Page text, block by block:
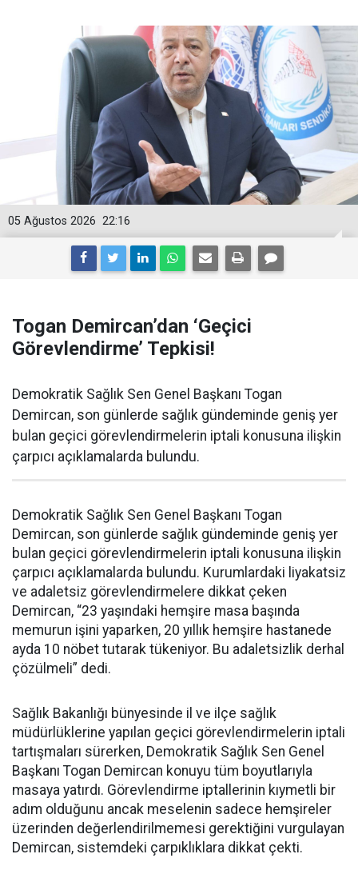
22:16
05 Ağustos 2026
Togan Demircan’dan ‘Geçici
Görevlendirme’ Tepkisi!
Demokratik Sağlık Sen Genel Başkanı Togan
Demircan, son günlerde sağlık gündeminde geniş yer
bulan geçici görevlendirmelerin iptali konusuna ilişkin
çarpıcı açıklamalarda bulundu.
Demokratik Sağlık Sen Genel Başkanı Togan
Demircan, son günlerde sağlık gündeminde geniş yer
bulan geçici görevlendirmelerin iptali konusuna ilişkin
çarpıcı açıklamalarda bulundu. Kurumlardaki liyakatsiz
ve adaletsiz görevlendirmelere dikkat çeken
Demircan, “23 yaşındaki hemşire masa başında
memurun işini yaparken, 20 yıllık hemşire hastanede
ayda 10 nöbet tutarak tükeniyor. Bu adaletsizlik derhal
çözülmeli” dedi.
Sağlık Bakanlığı bünyesinde il ve ilçe sağlık
müdürlüklerine yapılan geçici görevlendirmelerin iptali
tartışmaları sürerken, Demokratik Sağlık Sen Genel
Başkanı Togan Demircan konuyu tüm boyutlarıyla
masaya yatırdı. Görevlendirme iptallerinin kıymetli bir
adım olduğunu ancak meselenin sadece hemşireler
üzerinden değerlendirilmemesi gerektiğini vurgulayan
Demircan, sistemdeki çarpıklıklara dikkat çekti.